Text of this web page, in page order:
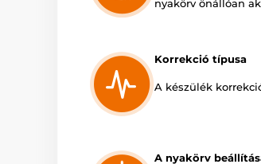
nyakörv önállóan
Korrekció típusa
A készülék
A nyakörv